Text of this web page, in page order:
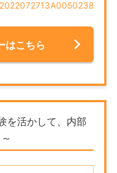
はこちら
を活かして、内部